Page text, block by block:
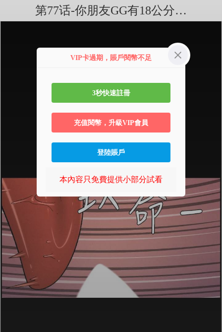
第77话-你朋友GG有18公分…
VIP卡過期，賬戶閱幣不足
3秒快速註冊
充值閱幣，升級VIP會員
登陸賬戶
本內容只免費提供小部分試看